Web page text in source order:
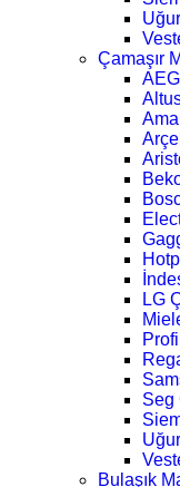
Çamaşır
LG
Seg
Bulaşık